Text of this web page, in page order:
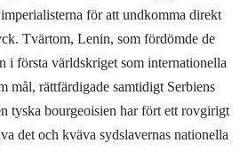
för att undkomma direkt
Tvärtom, Lenin, som fördömde de
i första världskriget som internationella
mål, rättfärdigade samtidigt Serbiens
tyska bourgeoisien har fört ett rovgirigt
det och kväva sydslavernas nationella